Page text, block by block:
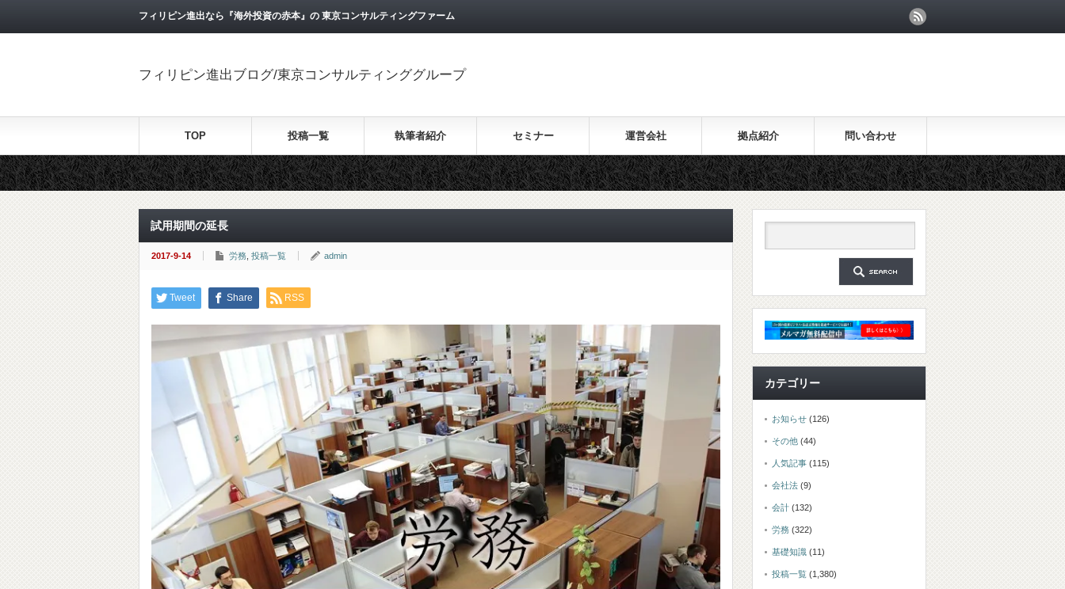
フィリピン進出なら『海外投資の赤本』の 東京コンサルティングファーム
フィリピン進出ブログ/東京コンサルティンググループ
TOP 投稿一覧 執筆者紹介 セミナー 運営会社 拠点紹介 問い合わせ
試用期間の延長
2017-9-14 労務 投稿一覧 admin
Tweet Share RSS
カテゴリー
お知らせ (126)
その他 (44)
人気記事 (115)
会社法 (9)
会計 (132)
労務 (322)
基礎知識 (11)
投稿一覧 (1,380)